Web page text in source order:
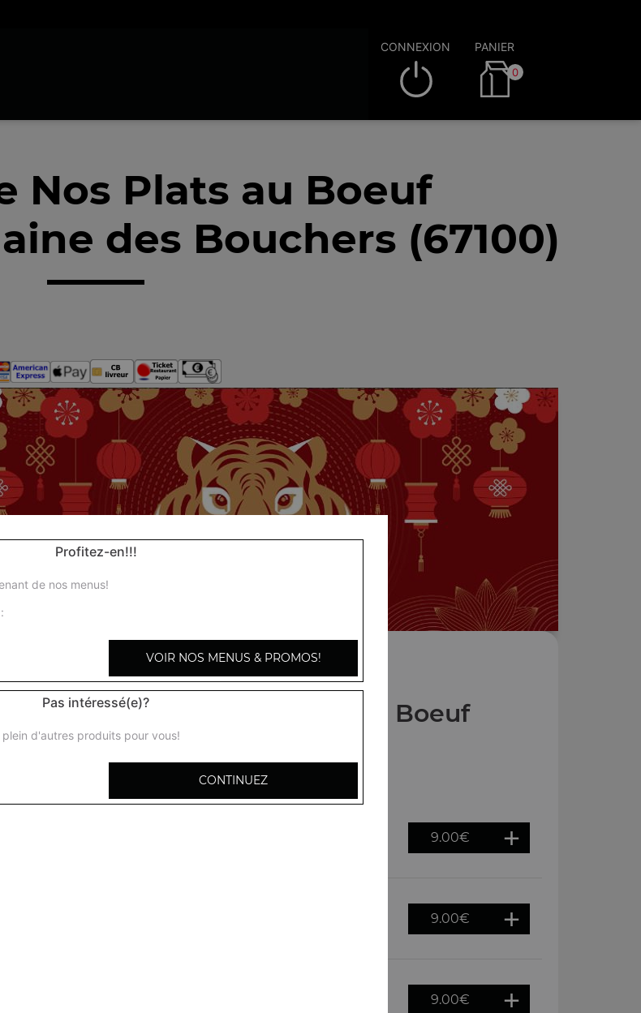
CONNEXION PANIER
0
Nos Plats au Boeuf
des Bouchers (67100)
Nos Plats au Boeuf
9.00€
9.00€
9.00€
Profitez-en!!!
de nos menus!
VOIR NOS MENUS & PROMOS!
Pas intéressé(e)?
d'autres produits pour vous!
CONTINUEZ